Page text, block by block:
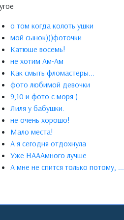
о том когда колоть ушки
мой сынок)))фоточки
Катюше восемь!
не хотим Ам-Ам
Как смыть фломастеры...
фото любимой девочки
9,10 и фото с моря )
Лиля у бабушки.
не очень хорошо!
Мало места!
А я сегодня отдохнула
Уже НАААмного лучше
А мне не спится только потому, ...